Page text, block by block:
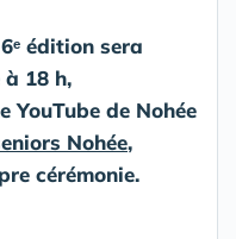
édition sera
18 h,
YouTube de Nohée
Nohée,
cérémonie.